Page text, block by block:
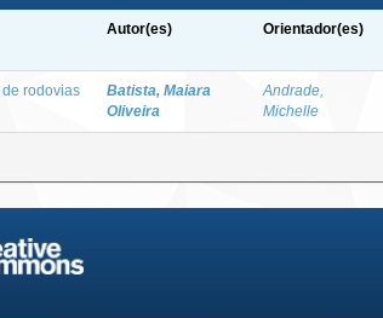
Autor(es) Orientador(es)
rodovias
Batista, Maiara
Oliveira
Andrade,
Michelle